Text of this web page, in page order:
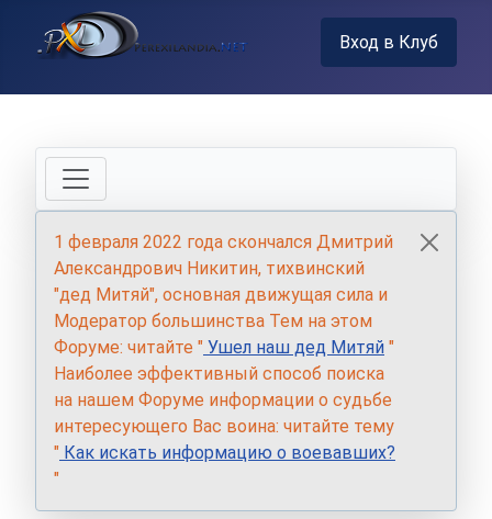
Вход в Клуб
1 февраля 2022 года скончался Дмитрий
Александрович Никитин, тихвинский
"дед Митяй", основная движущая сила и
Модератор большинства Тем на этом
Форуме: читайте " Ушел наш дед Митяй "
Наиболее эффективный способ поиска
на нашем Форуме информации о судьбе
интересующего Вас воина: читайте тему
" Как искать информацию о воевавших?
"